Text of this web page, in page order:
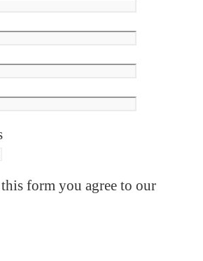
form you agree to our